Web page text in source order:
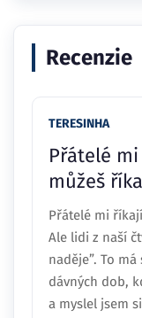
Recenzie
TERESINHA
Přátelé
můžeš
Přátelé mi
Ale lidi z naší
naděje”. To
dávných dob,
a myslel jsem